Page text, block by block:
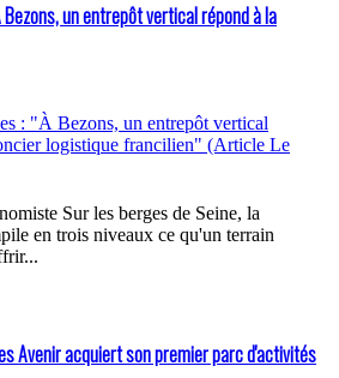
un entrepôt vertical répond à la
Sur les berges de Seine, la
en trois niveaux ce qu'un terrain
Avenir acquiert son premier parc d'activités